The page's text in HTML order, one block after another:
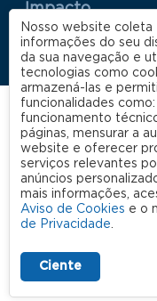
Impacto
FGV EAESP
Nosso website coleta
informações do seu
da sua navegação e
tecnologias como
armazená-las e
funcionalidades
funcionamento
páginas, mensurar a
website e oferecer
serviços relevantes
anúncios
mais informações,
Aviso de Cookies e o
de Privacidade.
Ciente